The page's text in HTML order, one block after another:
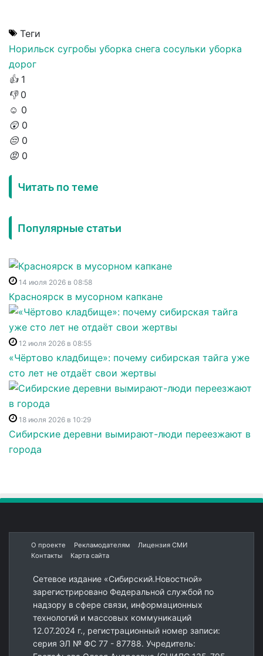
Теги
Норильск сугробы уборка снега сосульки уборка
дорог
👍 1
👎 0
☺️ 0
😲 0
😔 0
😡 0
Читать по теме
Популярные статьи
14 июля 2026 в 08:58
Красноярск в мусорном капкане
12 июля 2026 в 08:55
«Чёртово кладбище»: почему сибирская тайга уже
сто лет не отдаёт свои жертвы
18 июля 2026 в 10:29
Сибирские деревни вымирают-люди переезжают в
города
О проекте Рекламодателям
Лицензия СМИ
Контакты
Карта сайта
Сетевое издание «Сибирский.Новостной»
зарегистрировано Федеральной службой по
надзору в сфере связи, информационных
технологий и массовых коммуникаций
12.07.2024 г., регистрационный номер записи:
серия ЭЛ № ФС 77 - 87788. Учредитель: